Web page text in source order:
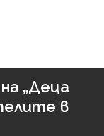
„Деца
в